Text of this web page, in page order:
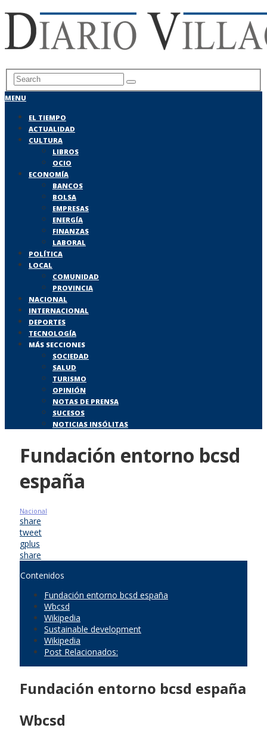
MENU
EL TIEMPO
ACTUALIDAD
CULTURA
LIBROS
OCIO
ECONOMÍA
BANCOS
BOLSA
EMPRESAS
ENERGÍA
FINANZAS
LABORAL
POLÍTICA
LOCAL
COMUNIDAD
PROVINCIA
NACIONAL
INTERNACIONAL
DEPORTES
TECNOLOGÍA
MÁS SECCIONES
SOCIEDAD
SALUD
TURISMO
OPINIÓN
NOTAS DE PRENSA
SUCESOS
NOTICIAS INSÓLITAS
Fundación entorno bcsd
españa
Nacional
share
tweet
gplus
share
Contenidos
Fundación entorno bcsd españa
Wbcsd
Wikipedia
Sustainable development
Wikipedia
Post Relacionados:
Fundación entorno bcsd españa
Wbcsd